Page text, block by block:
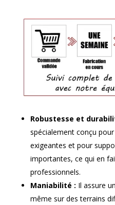
Robustesse et
spécialement conçu
exigeantes et pour
importantes, ce qui en
professionnels.
Maniabilité : Il assure
même sur des terrains